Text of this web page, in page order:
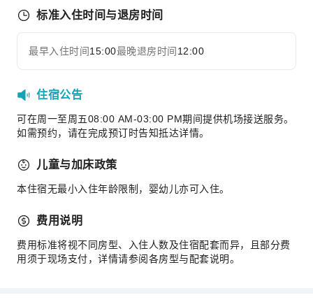
交通服务
叫车服务
清洁服务
干洗服务
熨衣服务
洗衣服务
公共区域设施
公用区wifi
电梯
礼品店
吸烟区
展开全部
标准入住时间与退房时间
最早入住时间15:00最晚退房时间 12:00
住宿公告
可在周一至周五08:00 AM-03:00 PM期间提供机场接送服务。
如需预约，请在完成预订时告知抵达详情。
儿童与加床政策
本住宿无最小入住年龄限制，婴幼儿亦可入住。
费用说明
费用标准将视不同房型、入住人数及住宿配套而异，且部分费
用须于现场支付，详情请参阅各房型与配套说明。